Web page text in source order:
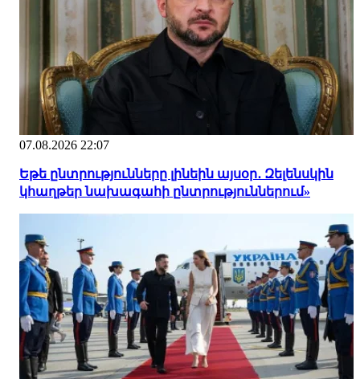
07.08.2026 22:07
Եթե ընտրությունները լինեին այսօր․ Զելենսկին
կհաղթեր նախագահի ընտրություններում»